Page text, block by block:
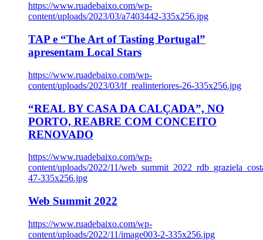
https://www.ruadebaixo.com/wp-
content/uploads/2023/03/a7403442-335x256.jpg
TAP e “The Art of Tasting Portugal”
apresentam Local Stars
https://www.ruadebaixo.com/wp-
content/uploads/2023/03/lf_realinteriores-26-335x256.jpg
“REAL BY CASA DA CALÇADA”, NO
PORTO, REABRE COM CONCEITO
RENOVADO
https://www.ruadebaixo.com/wp-
content/uploads/2022/11/
47-335x256.jpg
Web Summit 2022
https://www.ruadebaixo.com/wp-
content/uploads/2022/11/image003-2-335x256.jpg